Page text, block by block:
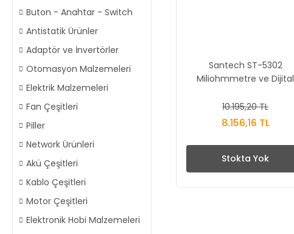
Buton - Anahtar - Switch
Antistatik Ürünler
Adaptör ve İnvertörler
Otomasyon Malzemeleri
Elektrik Malzemeleri
Fan Çeşitleri
Piller
Network Ürünleri
Akü Çeşitleri
Kablo Çeşitleri
Motor Çeşitleri
Elektronik Hobi Malzemeleri
Santech ST-5302
Miliohmmetre ve Dijital
10.195,20 TL
8.156,16 TL
Stokta Yok